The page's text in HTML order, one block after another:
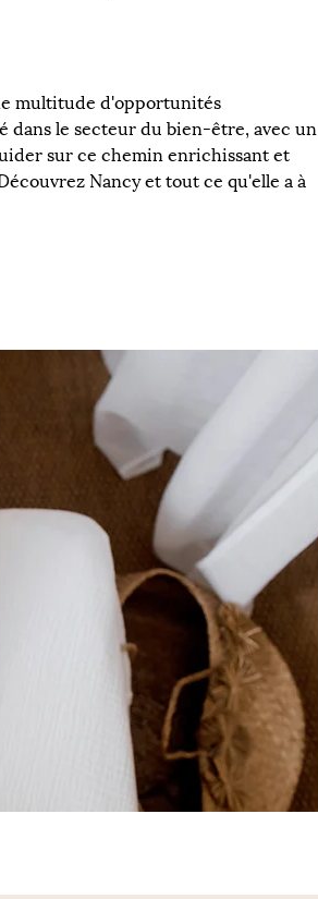
multitude d'opportunités
dans le secteur du bien-être, avec un
sur ce chemin enrichissant et
Nancy et tout ce qu'elle a à